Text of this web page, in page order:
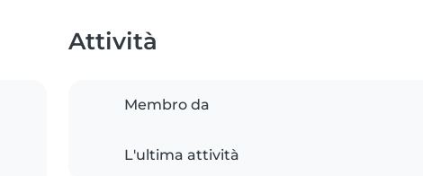
Attività
Membro da
L'ultima attività